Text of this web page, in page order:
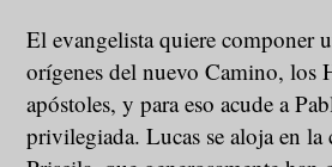
El evangelista quiere componer
orígenes del nuevo Camino, los
apóstoles, y para eso acude a
privilegiada. Lucas se aloja en la